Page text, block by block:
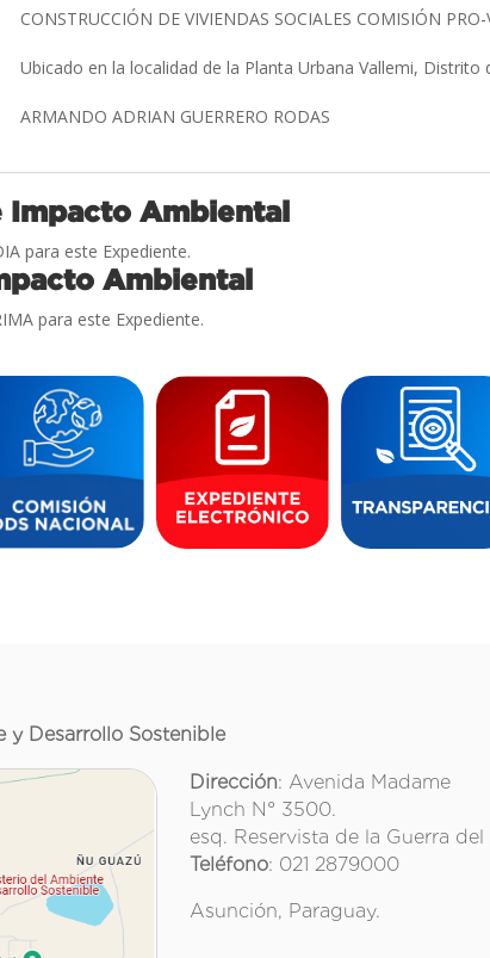
CONSTRUCCIÓN DE VIVIENDAS SOCIALES COMISIÓN
Ubicado en la localidad de la Planta Urbana Vallemi,
ARMANDO ADRIAN GUERRERO RODAS
Impacto Ambiental
para este Expediente.
Ambiental
para este Expediente.
y Desarrollo Sostenible
Dirección: Avenida Madame
Lynch N° 3500.
esq. Reservista de la Guerra del
Teléfono: 021 2879000
Asunción, Paraguay.